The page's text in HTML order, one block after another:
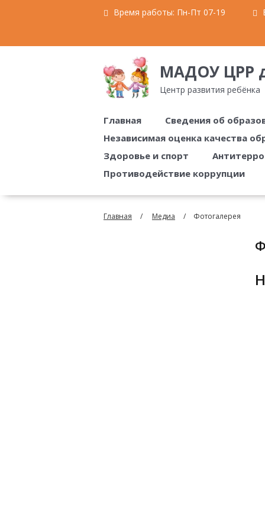
Время работы: Пн-Пт 07-19
МАДОУ ЦРР
Центр развития ребёнка
Главная
Сведения об
Независимая оценка качества
Здоровье и спорт
Противодействие коррупции
Главная Медиа Фотогалерея